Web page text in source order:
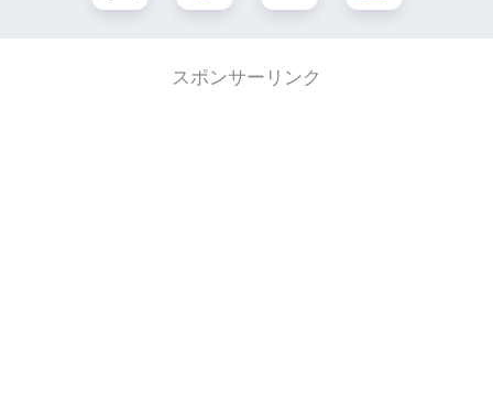
スポンサーリンク